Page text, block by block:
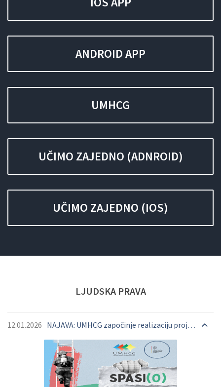
OPŠIRNIJE
OPŠIRNIJE
OPŠIRNIJE
OPŠIRNIJE
OPŠIRNIJE
ANDROID APP
UMHCG
UČIMO ZAJEDNO (ADNROID)
UČIMO ZAJEDNO (IOS)
LJUDSKA PRAVA
12.01.2026 NAJAVA: UMHCG započinje realizaciju projekta Spasi(O) (S)(I) me!